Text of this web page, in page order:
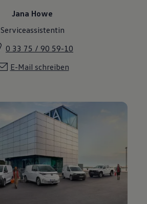
Jana Howe
Serviceassistentin
0 33 75 / 90 59-10
E-Mail schreiben